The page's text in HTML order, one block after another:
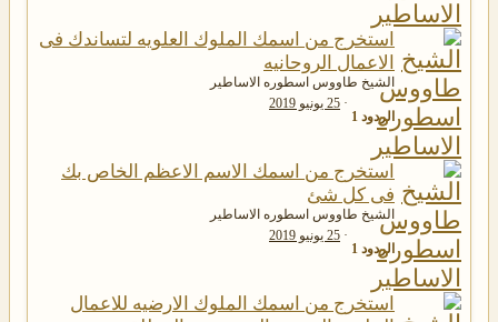
استخرج من اسمك الملوك العلويه لتساندك فى
الاعمال الروحانيه
الشيخ طاووس اسطوره الاساطير
الردود 1
25 يونيو 2019
استخرج من اسمك الاسم الاعظم الخاص بك
فى كل شئ
الشيخ طاووس اسطوره الاساطير
الردود 1
25 يونيو 2019
استخرج من اسمك الملوك الارضيه للاعمال